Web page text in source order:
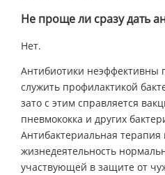
Не проще ли сразу дать
Нет.
Антибиотики неэффективны
служить профилактикой
зато с этим справляется
пневмококка и других
Антибактериальная
жизнедеятельность
участвующей в защите от